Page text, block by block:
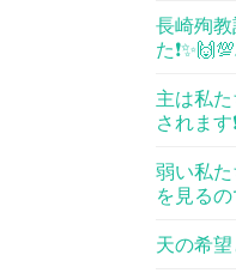
長崎殉
た
主は私
されます
弱い私
を見る
天の希